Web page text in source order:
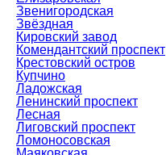
Звенигородская
Звёздная
Кировский завод
Комендантский проспект
Крестовский остров
Купчино
Ладожская
Ленинский проспект
Лесная
Лиговский проспект
Ломоносовская